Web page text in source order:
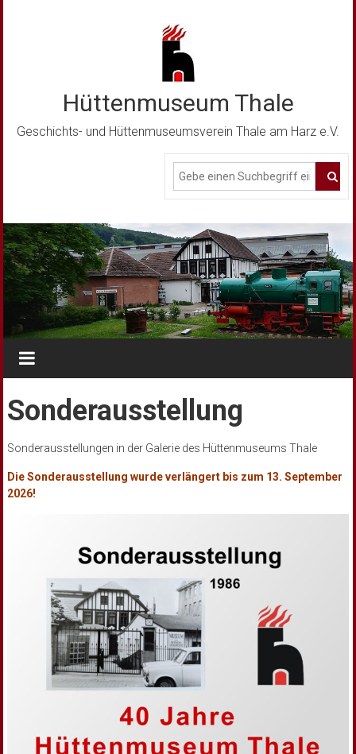
Hüttenmuseum Thale
Geschichts- und Hüttenmuseumsverein Thale am Harz e.V.
Sonderausstellung
Sonderausstellungen in der Galerie des Hüttenmuseums Thale
Die Sonderausstellung wurde verlängert bis zum 13. September
2026!